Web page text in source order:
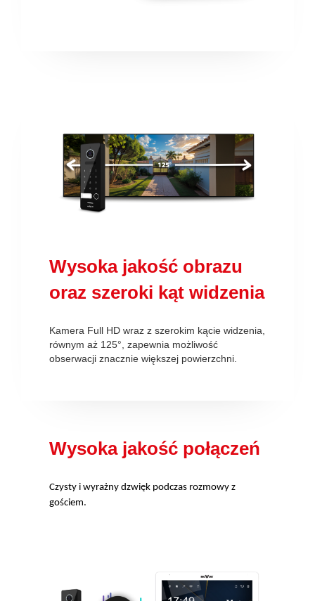
Wysoka jakość obrazu
oraz szeroki kąt widzenia
Kamera Full HD wraz z szerokim kącie widzenia,
równym aż 125°, zapewnia możliwość
obserwacji znacznie większej powierzchni.
Wysoka jakość połączeń
Czysty i wyrażny dzwięk podczas rozmowy z
gościem.